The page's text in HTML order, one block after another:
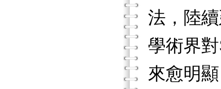
法，陸
學術界
來愈明